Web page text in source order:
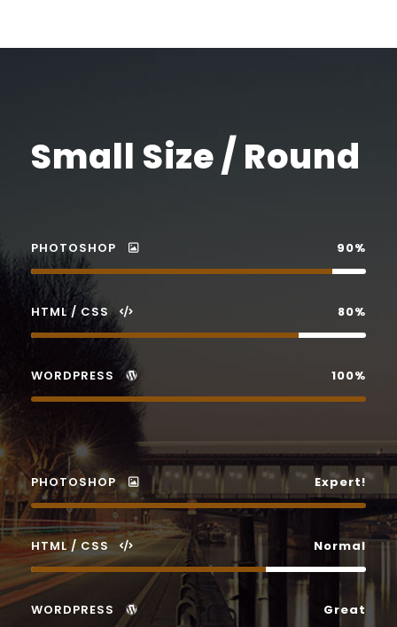
Small Size / Round
PHOTOSHOP 90%
HTML / CSS 80%
WORDPRESS 100%
PHOTOSHOP Expert!
HTML / CSS Normal
WORDPRESS Great